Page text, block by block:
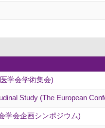
学会学術集会)
Study (The European
学会企画シンポジウム)